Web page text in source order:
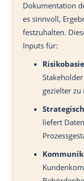
Dokumentation
es sinnvoll,
festzuhalten.
Inputs für:
gezielter
liefert